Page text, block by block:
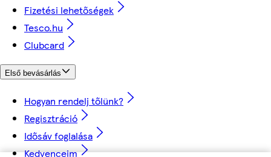
Fizetési lehetőségek
Tesco.hu
Clubcard
Első bevásárlás
Hogyan rendelj tőlünk?
Regisztráció
Idősáv foglalása
Kedvenceim